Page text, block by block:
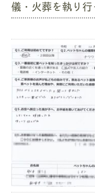
儀・火葬を執り行